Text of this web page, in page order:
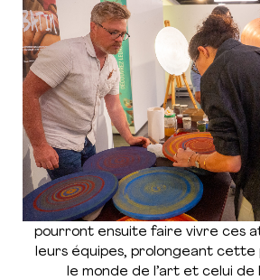
Cette rencontre a aussi été
échange autour de la
Réunionnaise Entreprise &
fédérateur qui vise à rapprocher
mondes de l’art et de
collaborateurs volontaires qui
pourront ensuite faire vivre ces
leurs équipes, prolongeant
le monde de l’art et celui de